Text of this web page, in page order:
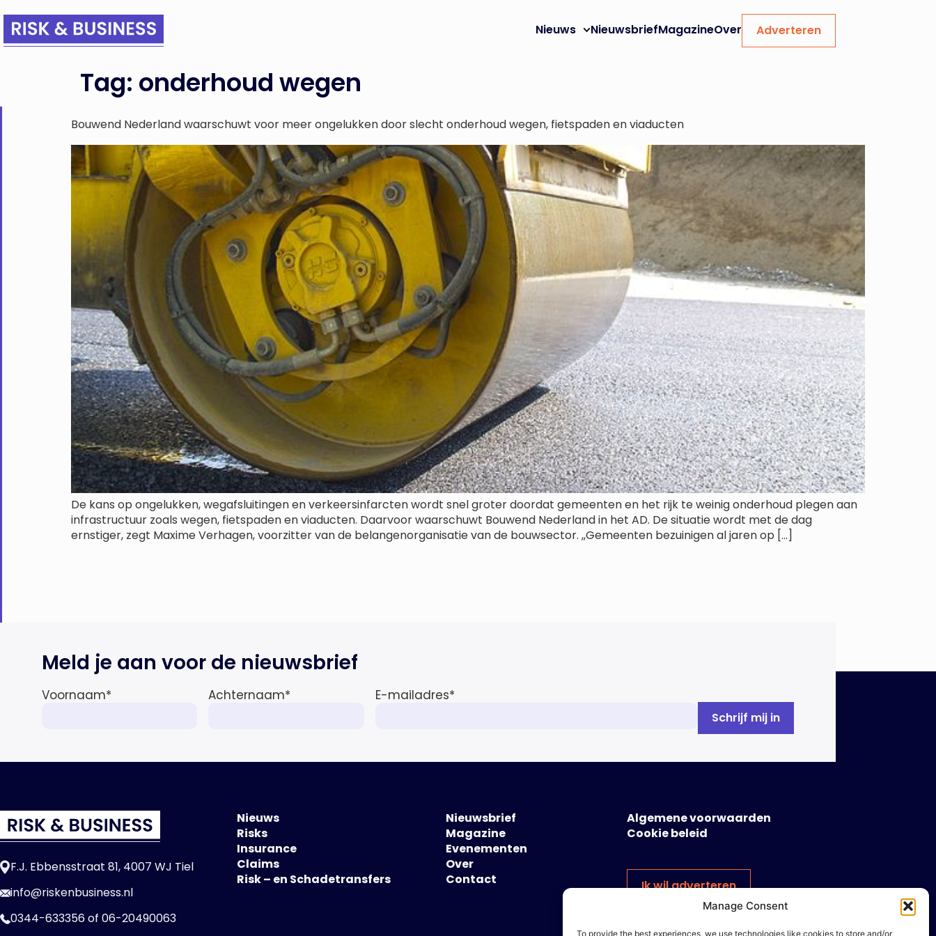
Manage Consent
To provide the best experiences, we use technologies like cookies to store and/or
Nieuws NieuwsbriefMagazineOver Adverteren
Tag: onderhoud wegen
Bouwend Nederland waarschuwt voor meer ongelukken door slecht onderhoud wegen, fietspaden en viaducten
De kans op ongelukken, wegafsluitingen en verkeersinfarcten wordt snel groter doordat gemeenten en het rijk te weinig onderhoud plegen aan
infrastructuur zoals wegen, fietspaden en viaducten. Daarvoor waarschuwt Bouwend Nederland in het AD. De situatie wordt met de dag
ernstiger, zegt Maxime Verhagen, voorzitter van de belangenorganisatie van de bouwsector. ,,Gemeenten bezuinigen al jaren op […]
Meld je aan voor de nieuwsbrief
Voornaam* Achternaam* E-mailadres*
F.J. Ebbensstraat 81, 4007 WJ Tiel
info@riskenbusiness.nl
0344-633356of 06-20490063
Nieuws
Risks
Insurance
Claims
Risk – en Schadetransfers
Nieuwsbrief
Magazine
Evenementen
Over
Contact
Algemene voorwaarden
Cookie beleid
Ik wil adverteren